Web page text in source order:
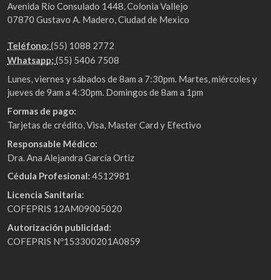
Avenida Río Consulado 1448, Colonia Vallejo
07870 Gustavo A. Madero, Ciudad de Mexico
Teléfono: (55) 1088 2772
Whatsapp: (55) 5406 7508
Lunes, viernes y sábados de 8am a 7:30pm. Martes, miércoles y
jueves de 9am a 4:30pm. Domingos de 8am a 1pm
Formas de pago:
Tarjetas de crédito, Visa, Master Card y Efectivo
Responsable Médico:
Dra. Ana Alejandra García Ortiz
Cédula Profesional: 4512981
Licencia Sanitaria:
COFEPRIS 12AM09005020
Autorización publicidad:
COFEPRIS Nº153300201A0859